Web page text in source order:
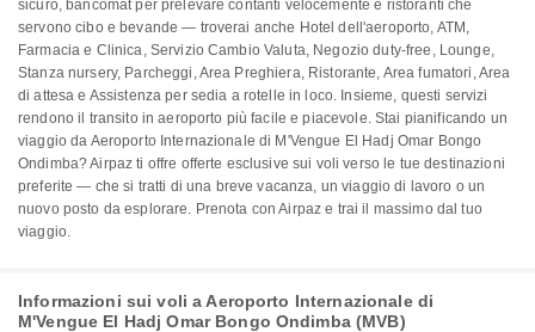
sicuro, bancomat per prelevare contanti velocemente e ristoranti che
servono cibo e bevande — troverai anche Hotel dell'aeroporto, ATM,
Farmacia e Clinica, Servizio Cambio Valuta, Negozio duty-free, Lounge,
Stanza nursery, Parcheggi, Area Preghiera, Ristorante, Area fumatori, Area
di attesa e Assistenza per sedia a rotelle in loco. Insieme, questi servizi
rendono il transito in aeroporto più facile e piacevole. Stai pianificando un
viaggio da Aeroporto Internazionale di M'Vengue El Hadj Omar Bongo
Ondimba? Airpaz ti offre offerte esclusive sui voli verso le tue destinazioni
preferite — che si tratti di una breve vacanza, un viaggio di lavoro o un
nuovo posto da esplorare. Prenota con Airpaz e trai il massimo dal tuo
viaggio.
Informazioni sui voli a Aeroporto Internazionale di
M'Vengue El Hadj Omar Bongo Ondimba (MVB)